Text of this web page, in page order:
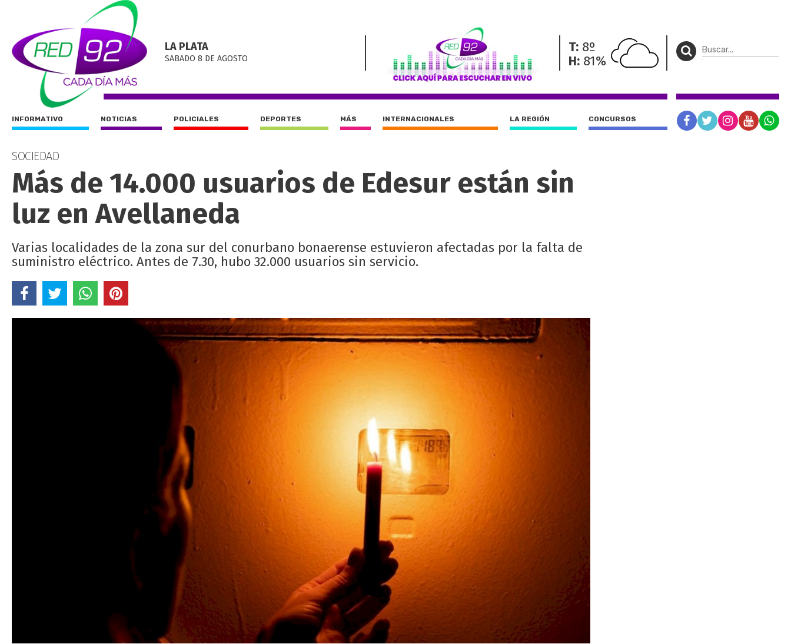
LA PLATA
SABADO 8 DE AGOSTO
T: 8º
H: 81%
INFORMATIVO NOTICIAS POLICIALES DEPORTES MÁS INTERNACIONALES LA REGIÓN CONCURSOS
SOCIEDAD
Más de 14.000 usuarios de Edesur están sin
luz en Avellaneda
Varias localidades de la zona sur del conurbano bonaerense estuvieron afectadas por la falta de
suministro eléctrico. Antes de 7.30, hubo 32.000 usuarios sin servicio.